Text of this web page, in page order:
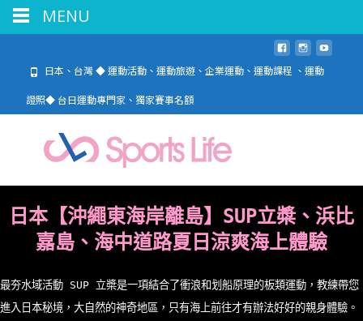
日本、台灣 ◆ 運動活動、運動旅遊、企業運動、運動課程 、運動
證照◆ 台日運動專門家、獨家賽事名額
日本【沖繩東海岸離島】SUP立槳、浜比
嘉島、海中道路夏日涼爽海上體驗
最夯水域活動 SUP 立槳是一項結合了衝浪和划船原理的板類運動，教練帶您
進入日本秘境，大自然的神奇地區，只有海上前往才有辦法好好的親身體驗。
MENU